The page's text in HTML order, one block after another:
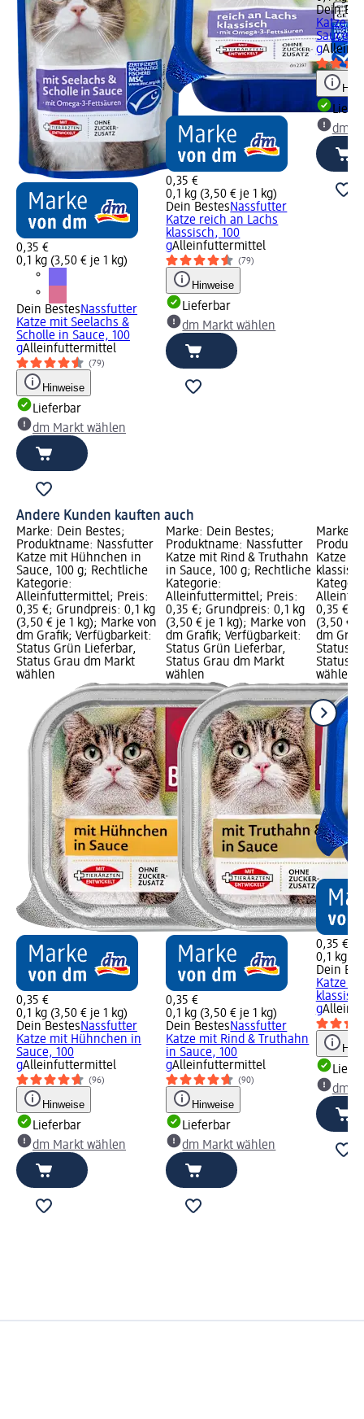
0,35 €
0,1 kg (3,50 € je 1 kg)
Dein BestesNassfutter
Katze mit Seelachs &
Scholle in Sauce, 100
gAlleinfuttermittel
(79)
Hinweise
Lieferbar
dm Markt wählen
0,35 €
0,1 kg (3,50 € je 1 kg)
Dein BestesNassfutter
Katze reich an Lachs
klassisch, 100
gAlleinfuttermittel
(79)
Hinweise
Lieferbar
dm Markt wählen
Dein
Katze
Sauce,
g
dm
Andere Kunden kauften auch
Marke: Dein Bestes;
Produktname: Nassfutter
Katze mit Hühnchen in
Sauce, 100 g; Rechtliche
Kategorie:
Alleinfuttermittel; Preis:
0,35 €; Grundpreis: 0,1 kg
(3,50 € je 1 kg); Marke von
dm Grafik; Verfügbarkeit:
Status Grün Lieferbar,
Status Grau dm Markt
wählen
0,35 €
0,1 kg (3,50 € je 1 kg)
Dein BestesNassfutter
Katze mit Hühnchen in
Sauce, 100
gAlleinfuttermittel
(96)
Hinweise
Lieferbar
dm Markt wählen
Marke: Dein Bestes;
Produktname: Nassfutter
Katze mit Rind & Truthahn
in Sauce, 100 g; Rechtliche
Kategorie:
Alleinfuttermittel; Preis:
0,35 €; Grundpreis: 0,1 kg
(3,50 € je 1 kg); Marke von
dm Grafik; Verfügbarkeit:
Status Grün Lieferbar,
Status Grau dm Markt
wählen
0,35 €
0,1 kg (3,50 € je 1 kg)
Dein BestesNassfutter
Katze mit Rind & Truthahn
in Sauce, 100
gAlleinfuttermittel
(90)
Hinweise
Lieferbar
dm Markt wählen
Marke:
Katze
0,35 €;
(3,50 €
dm
Status
Status
wählen
0,35 €
0,1 kg
Dein
Katze
g
dm